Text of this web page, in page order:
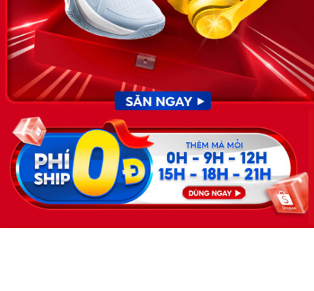
Giấy phép hoạt động dịch vụ
việc làm số 54/2019/SLĐTBXH-
GP do Sở lao động thương
binh và xã hội cấp ngày 30
tháng 12 năm 2019.